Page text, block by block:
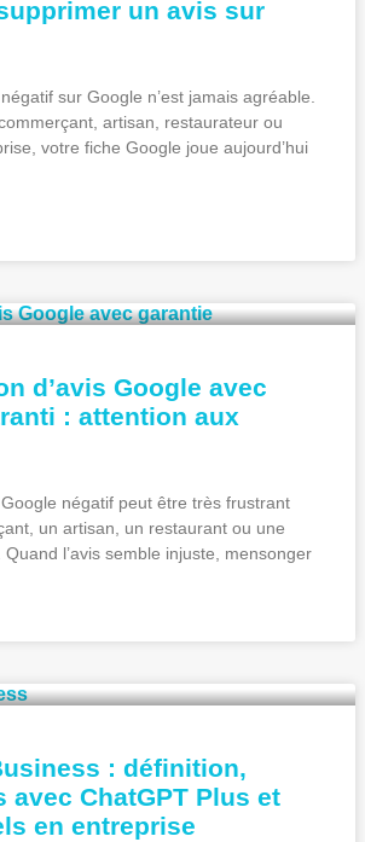
un avis sur
sur Google n’est jamais agréable.
artisan, restaurateur ou
votre fiche Google joue aujourd’hui
d’avis Google avec
: attention aux
négatif peut être très frustrant
un artisan, un restaurant ou une
l’avis semble injuste, mensonger
: définition,
avec ChatGPT Plus et
en entreprise